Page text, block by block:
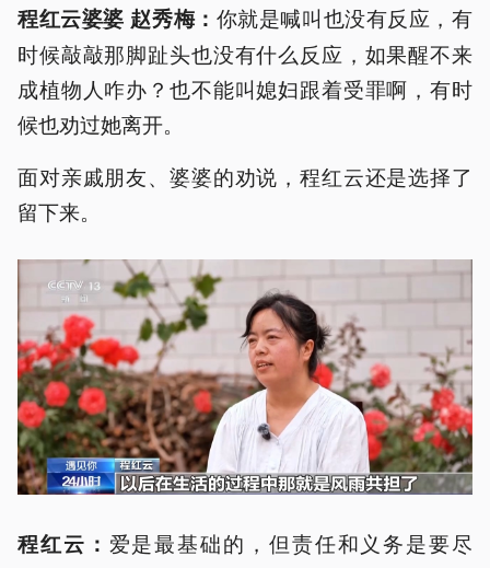
程红云婆婆 赵秀梅： 你就是喊叫也没有反应，有
时候敲敲那脚趾头也没有什么反应，如果醒不来
成植物人咋办？也不能叫媳妇跟着受罪啊，有时
候也劝过她离开。
面对亲戚朋友、婆婆的劝说，程红云还是选择了
留下来。
程红云 ： 爱是最基础的，但责任和义务是要尽